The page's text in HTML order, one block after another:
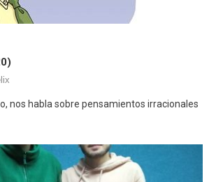
nos habla sobre pensamientos irracionales